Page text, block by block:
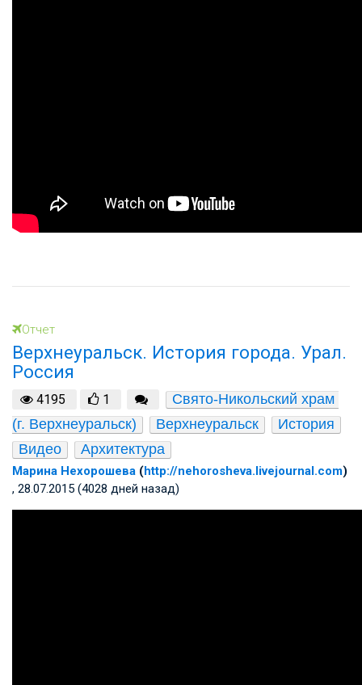
Отчет
Верхнеуральск. История города. Урал.
Россия
4195 1
Свято-Никольский храм
(г. Верхнеуральск)
Верхнеуральск
История
Видео
Архитектура
Марина Нехорошева (http://nehorosheva.livejournal.com)
, 28.07.2015 (4028 дней назад)